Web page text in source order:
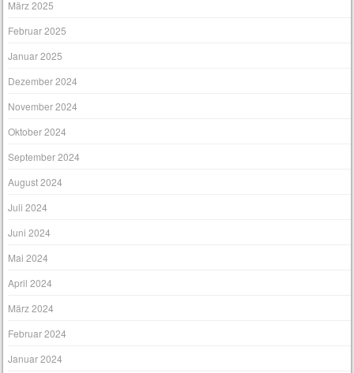
März 2025
Februar 2025
Januar 2025
Dezember 2024
November 2024
Oktober 2024
September 2024
August 2024
Juli 2024
Juni 2024
Mai 2024
April 2024
März 2024
Februar 2024
Januar 2024